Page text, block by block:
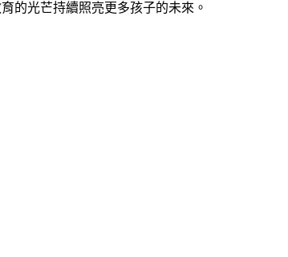
的光芒持續照亮更多孩子的未來。